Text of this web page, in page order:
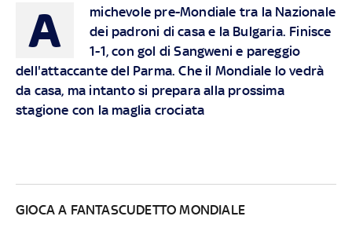
A
michevole pre-Mondiale tra la Nazionale
dei padroni di casa e la Bulgaria. Finisce
1-1, con gol di Sangweni e pareggio
dell'attaccante del Parma. Che il Mondiale lo vedrà
da casa, ma intanto si prepara alla prossima
stagione con la maglia crociata
GIOCA A FANTASCUDETTO MONDIALE